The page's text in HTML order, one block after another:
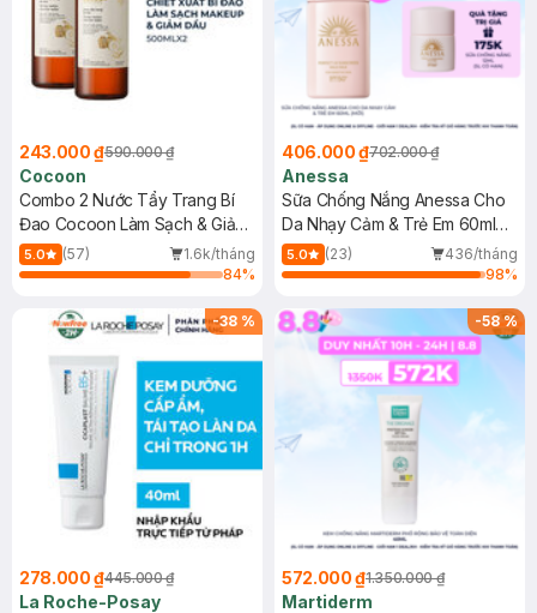
243.000 ₫590.000 ₫
Cocoon
Combo 2 Nước Tẩy Trang Bí
Đao Cocoon Làm Sạch & Giảm
Dầu 500ml
5.0 (57)
1.6k/tháng
84%
406.000 ₫702.000 ₫
Anessa
Sữa Chống Nắng Anessa Cho
Da Nhạy Cảm & Trẻ Em 60ml
(Mới)
5.0 (23)
436/tháng
98%
-38 %
278.000 ₫445.000 ₫
La Roche-Posay
-58%
572.000 ₫1.350.000 ₫
Martiderm